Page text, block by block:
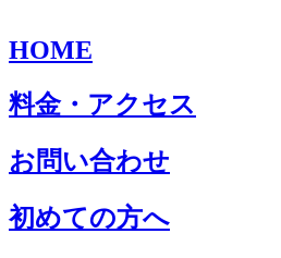
HOME
料金・アクセス
お問い合わせ
初めての方へ